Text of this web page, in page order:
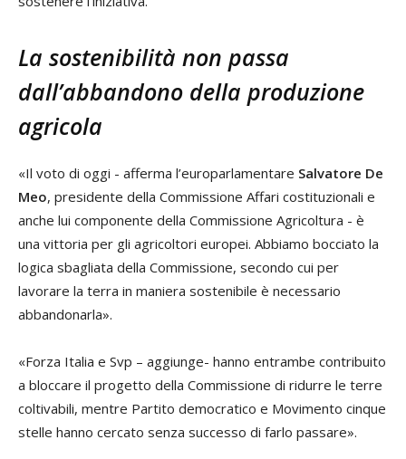
La sostenibilità non passa
dall’abbandono della produzione
agricola
«Il voto di oggi - afferma l’europarlamentare Salvatore De
Meo, presidente della Commissione Affari costituzionali e
anche lui componente della Commissione Agricoltura - è
una vittoria per gli agricoltori europei. Abbiamo bocciato la
logica sbagliata della Commissione, secondo cui per
lavorare la terra in maniera sostenibile è necessario
abbandonarla».
«Forza Italia e Svp – aggiunge- hanno entrambe contribuito
a bloccare il progetto della Commissione di ridurre le terre
coltivabili, mentre Partito democratico e Movimento cinque
stelle hanno cercato senza successo di farlo passare».